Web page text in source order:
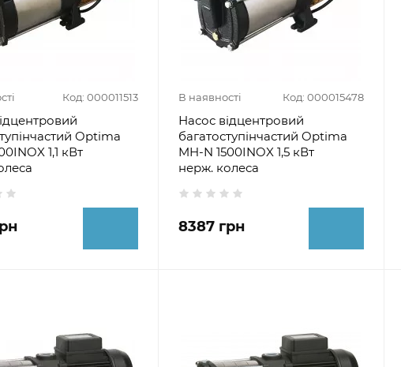
Код: 000011513
Optima
1,1 кВт
В наявності Код: 000015478
Насос відцентровий
багатоступінчастий Optima
MH-N 1500INOX 1,5 кВт
нерж. колеса
8387 грн